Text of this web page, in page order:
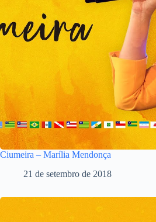
Ciumeira – Marília Mendonça
21 de setembro de 2018